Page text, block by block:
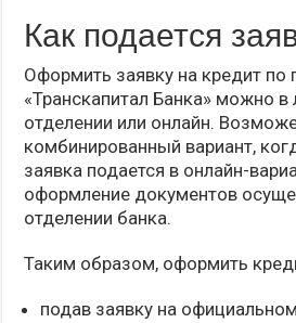
Как подается
Оформить заявку на кредит по
«Транскапитал Банка» можно
отделении или онлайн.
комбинированный вариант,
заявка подается в онлайн-
оформление документов
отделении банка.
Таким образом, оформить
подав заявку на